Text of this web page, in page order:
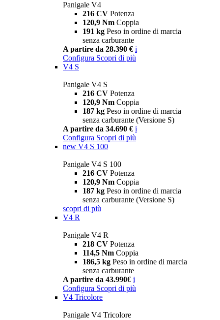
Panigale V4
216 CV Potenza
120,9 Nm Coppia
191 kg Peso in ordine di marcia
senza carburante
A partire da 28.390 € i
Configura Scopri di più
V4 S
Panigale V4 S
216 CV Potenza
120,9 Nm Coppia
187 kg Peso in ordine di marcia
senza carburante (Versione S)
A partire da 34.690 € i
Configura Scopri di più
new V4 S 100
Panigale V4 S 100
216 CV Potenza
120,9 Nm Coppia
187 kg Peso in ordine di marcia
senza carburante (Versione S)
scopri di più
V4 R
Panigale V4 R
218 CV Potenza
114,5 Nm Coppia
186,5 kg Peso in ordine di marcia
senza carburante
A partire da 43.990€ i
Configura Scopri di più
V4 Tricolore
Panigale V4 Tricolore